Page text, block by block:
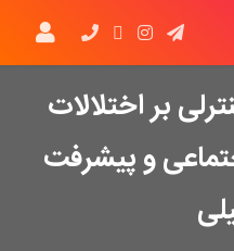
بر اختلالات
و پیشرفت